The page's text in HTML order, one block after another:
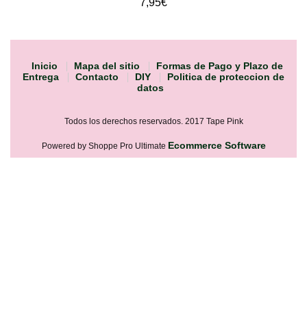
7,95€
Inicio Mapa del sitio
Formas de Pago y Plazo de
Entrega
Contacto DIY
Politica de proteccion de
datos
Todos los derechos reservados. 2017 Tape Pink
Powered by Shoppe Pro Ultimate Ecommerce Software